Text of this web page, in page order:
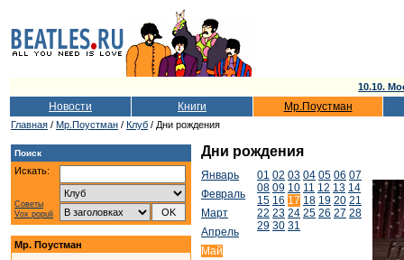
10.10.
Новости Книги Мр.Поустман
Главная / Мр.Поустман / Клуб / Дни рождения
Поиск
Искать:
Советы
Vox populi
Мр. Поустман
Дни рождения
Январь
Февраль
Март
Апрель
Май
01 02 03 04 05 06 07
08 09 10 11 12 13 14
15 16 17 18 19 20 21
22 23 24 25 26 27 28
29 30 31